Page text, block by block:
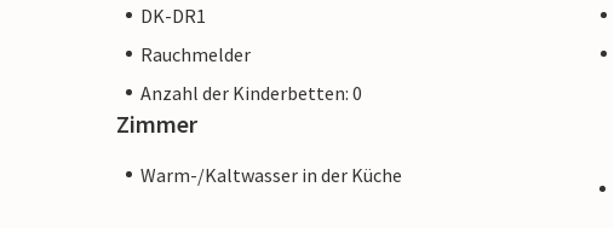
DK-DR1
Rauchmelder
Anzahl der Kinderbetten: 0
Zimmer
Warm-/Kaltwasser in der Küche